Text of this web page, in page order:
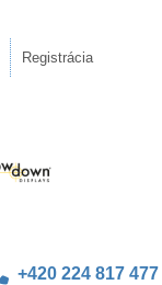
Registrácia
+420 224 817 477